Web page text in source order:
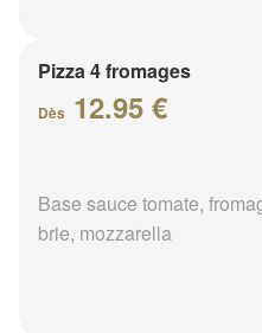
Pizza 4 fromages
Dès 12.95 €
Base sauce tomate,
brie, mozzarella